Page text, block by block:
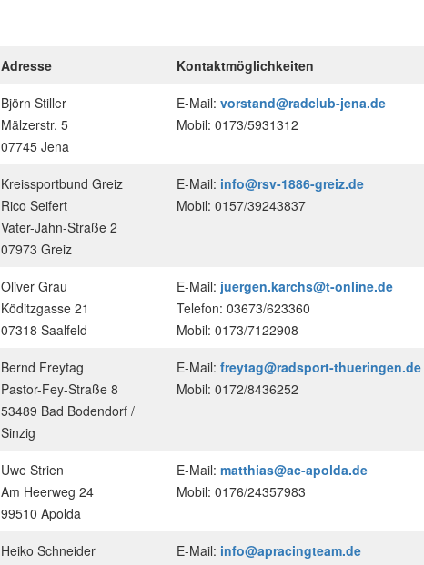
Adresse Kontaktmöglichkeiten
Björn Stiller
Mälzerstr. 5
07745 Jena
E-Mail: vorstand@radclub-jena.de
Mobil: 0173/5931312
Kreissportbund Greiz
Rico Seifert
Vater-Jahn-Straße 2
07973 Greiz
E-Mail: info@rsv-1886-greiz.de
Mobil: 0157/39243837
Oliver Grau
Köditzgasse 21
07318 Saalfeld
E-Mail: juergen.karchs@t-online.de
Telefon: 03673/623360
Mobil: 0173/7122908
Bernd Freytag
Pastor-Fey-Straße 8
53489 Bad Bodendorf /
Sinzig
E-Mail: freytag@radsport-thueringen.de
Mobil: 0172/8436252
Uwe Strien
Am Heerweg 24
99510 Apolda
E-Mail: matthias@ac-apolda.de
Mobil: 0176/24357983
Heiko Schneider
E-Mail: info@apracingteam.de